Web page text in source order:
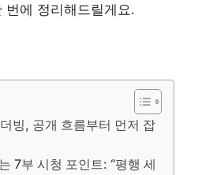
에 정리해드릴게요.
빙, 공개 흐름부터 먼저 잡
7부 시청 포인트: “평행 세